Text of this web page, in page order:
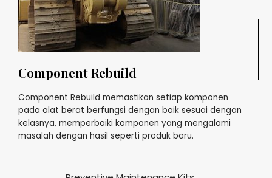
Component Rebuild
Component Rebuild memastikan setiap komponen
pada alat berat berfungsi dengan baik sesuai dengan
kelasnya, memperbaiki komponen yang mengalami
masalah dengan hasil seperti produk baru.